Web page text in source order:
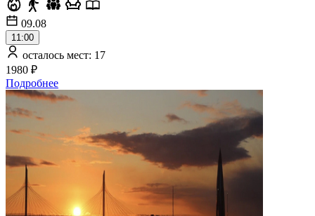
09.08
11:00
осталось мест: 17
1980 ₽
Подробнее